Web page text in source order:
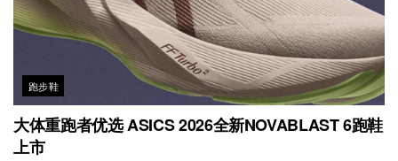
跑步鞋
大体重跑者优选 ASICS 2026全新NOVABLAST 6跑鞋
上市